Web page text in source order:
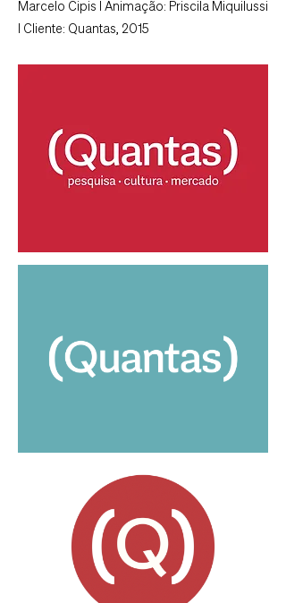
Marcelo Cipis I Animação: Priscila Miquilussi
I Cliente: Quantas, 2015